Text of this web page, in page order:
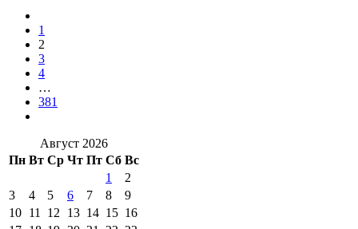
1
2
3
4
…
381
Август 2026
Пн Вт Ср Чт Пт Сб Вс
1
2
3
4 5 6 7 8
9
10 11 12 13 14 15 16